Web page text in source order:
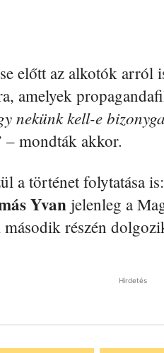
előtt az alkotók arról
amelyek
nekünk kell-e
– mondták akkor.
a történet folytatása is:
Yvan jelenleg a
részén
Hirdetés